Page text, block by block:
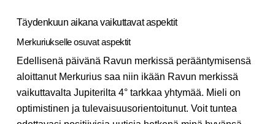
Täydenkuun aikana vaikuttavat aspektit
Merkuriukselle osuvat aspektit
Edellisenä päivänä Ravun merkissä perääntymisensä
aloittanut Merkurius saa niin ikään Ravun merkissä
vaikuttavalta Jupiterilta 4° tarkkaa yhtymää. Mieli on
optimistinen ja tulevaisuusorientoitunut. Voit tuntea